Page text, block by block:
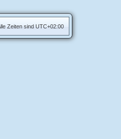
Zeiten sind UTC+02:00